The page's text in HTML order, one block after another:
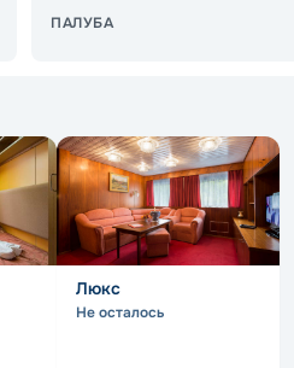
ПАЛУБА
Люкс
Не осталось